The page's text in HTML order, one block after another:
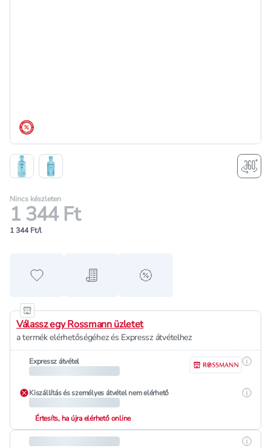
árréscsökkentés
Nincs készleten
1 344 Ft
1 344 Ft/l
Hozzáadás a kedvencekhez
Hozzáadás a bevásárló listához
alert when on sale
Válassz egy Rossmann üzletet
a termék elérhetőségéhez és Expressz átvételhez
Expressz átvétel
Kiszállítás és személyes átvétel nem elérhető
Értesíts, ha újra elérhető online